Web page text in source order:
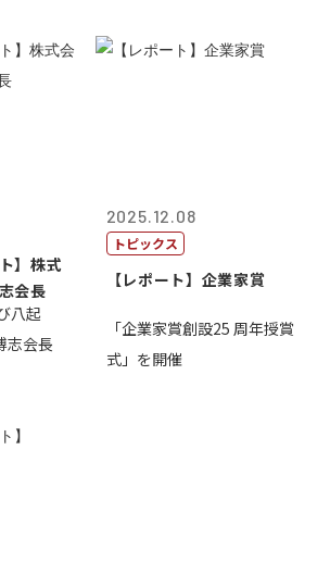
】株式
会長
八起
志会長
2025.12.08
トピックス
【レポート】企業家賞
「企業家賞創設25 周年授賞
式」を開催